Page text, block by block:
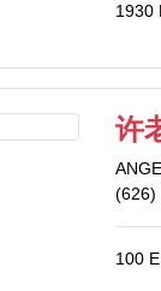
1930
许
(626)
100